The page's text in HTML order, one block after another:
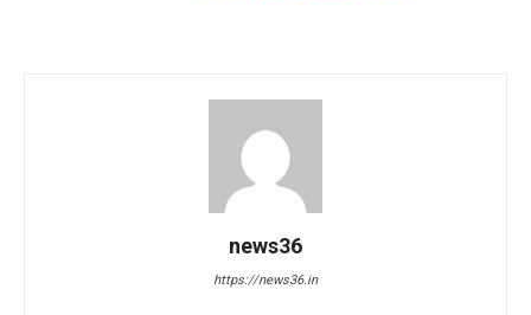
news36
https://news36.in